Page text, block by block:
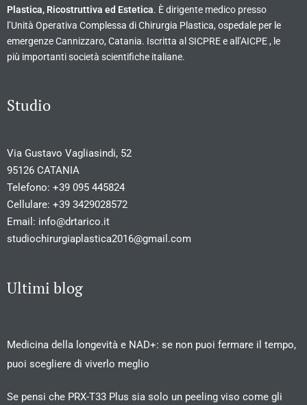
Plastica, Ricostruttiva ed Estetica. È dirigente medico presso
l’Unità Operativa Complessa di Chirurgia Plastica, ospedale per le
emergenze Cannizzaro, Catania. Iscritta al SICPRE e all’AICPE , le
più importanti società scientifiche italiane.
Studio
Via Gustavo Vagliasindi, 52
95126 CATANIA
Telefono: +39 095 445824
Cellulare: +39 3429028572
Email: info@drtarico.it
studiochirurgiaplastica2016@gmail.com
Ultimi blog
Medicina della longevità e NAD+: se non puoi fermare il tempo,
puoi scegliere di viverlo meglio
Se pensi che PRX-T33 Plus sia solo un peeling viso come gli